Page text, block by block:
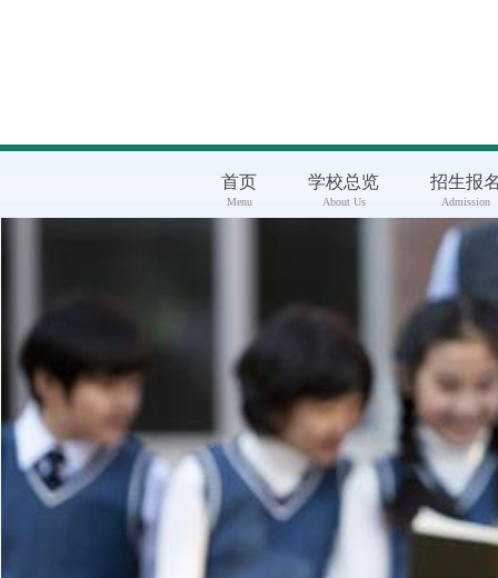
首页
Menu
学校总览
About Us
招生报
Admission